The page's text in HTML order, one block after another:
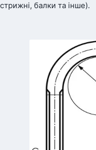
стрижні, балки та інше).